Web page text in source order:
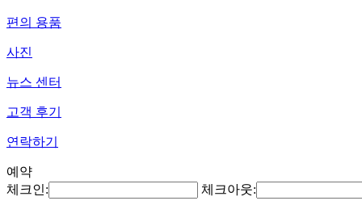
편의 용품
사진
뉴스 센터
고객 후기
연락하기
예약
체크인:
체크아웃: